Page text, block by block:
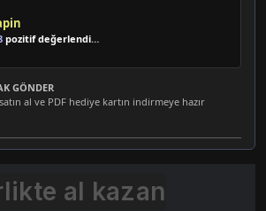
pozitif değerlendirme
GÖNDER
al ve PDF hediye kartın indirmeye hazır
al kazan